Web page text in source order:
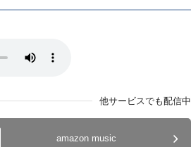
他サービスでも配信中
amazon music